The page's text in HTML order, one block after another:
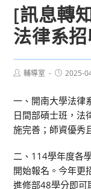
[訊息轉
法律系
Post輔導室
Post2025-
一、開南大學法律
日間部碩士班，法
施完善；師資優秀
二、114學年度各
開始報名。今年更
進修部48學分即可